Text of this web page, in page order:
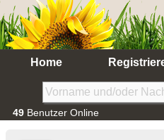
Home
49 Benutzer Online